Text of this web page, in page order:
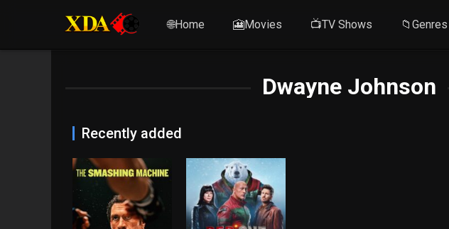
🌐Home 🎦Movies 📺TV Shows 📁Genres
Dwayne Johnson
Recently added